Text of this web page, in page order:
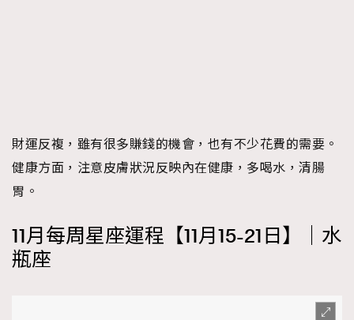
財運反複，雖有很多賺錢的機會，也有不少花費的需要。
健康方面，注意皮膚狀況反映內在健康，多喝水，清腸
胃。
11月每周星座運程【11月15-21日】｜水
瓶座